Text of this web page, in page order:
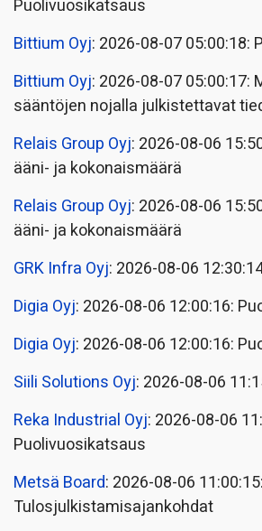
Puolivuosikatsaus
Bittium Oyj: 2026-08-07 05:00:18:
Bittium Oyj: 2026-08-07 05:00:17:
sääntöjen nojalla julkistettavat
Relais Group Oyj: 2026-08-06
ääni- ja kokonaismäärä
Relais Group Oyj: 2026-08-06
ääni- ja kokonaismäärä
GRK Infra Oyj: 2026-08-06
Digia Oyj: 2026-08-06 12:00:16:
Digia Oyj: 2026-08-06 12:00:16:
Siili Solutions Oyj: 2026-08-06
Reka Industrial Oyj: 2026-08-06
Puolivuosikatsaus
Metsä Board: 2026-08-06 11:00:15:
Tulosjulkistamisajankohdat